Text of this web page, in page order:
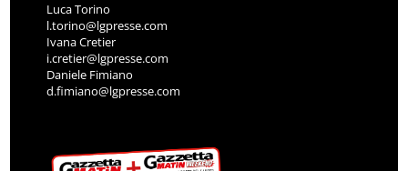
Luca Torino
l.torino@lgpresse.com
Ivana Cretier
i.cretier@lgpresse.com
Daniele Fimiano
d.fimiano@lgpresse.com